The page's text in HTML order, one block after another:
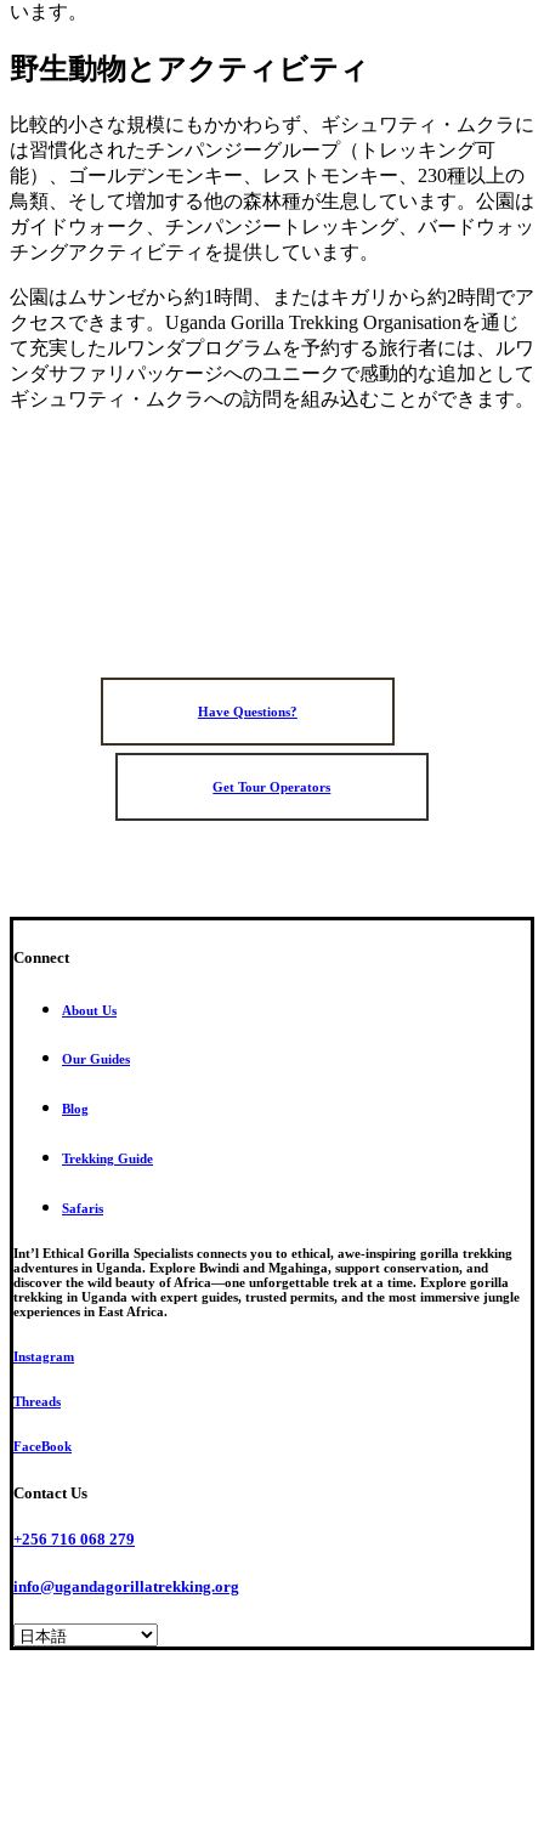
います。
野生動物とアクティビティ
比較的小さな規模にもかかわらず、ギシュワティ・ムクラに
は習慣化されたチンパンジーグループ（トレッキング可
能）、ゴールデンモンキー、レストモンキー、230種以上の
鳥類、そして増加する他の森林種が生息しています。公園は
ガイドウォーク、チンパンジートレッキング、バードウォッ
チングアクティビティを提供しています。
公園はムサンゼから約1時間、またはキガリから約2時間でア
クセスできます。Uganda Gorilla Trekking Organisationを通じ
て充実したルワンダプログラムを予約する旅行者には、ルワ
ンダサファリパッケージへのユニークで感動的な追加として
ギシュワティ・ムクラへの訪問を組み込むことができます。
Have Questions?
Get Tour Operators
Connect
About Us
Our Guides
Blog
Trekking Guide
Safaris
Int’l Ethical Gorilla Specialists connects you to ethical, awe-inspiring gorilla trekking
adventures in Uganda. Explore Bwindi and Mgahinga, support conservation, and
discover the wild beauty of Africa—one unforgettable trek at a time. Explore gorilla
trekking in Uganda with expert guides, trusted permits, and the most immersive jungle
experiences in East Africa.
Instagram
Threads
FaceBook
Contact Us
+256 716 068 279
info@ugandagorillatrekking.org